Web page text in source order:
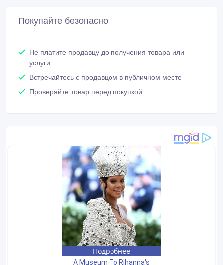
Покупайте безопасно
Не платите продавцу до получения товара или
услуги
Встречайтесь с продавцом в публичном месте
Проверяйте товар перед покупкой